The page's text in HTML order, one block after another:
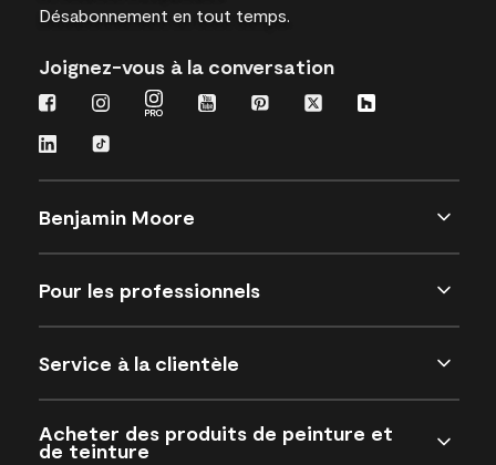
Désabonnement en tout temps.
Joignez-vous à la conversation
Benjamin Moore
Pour les professionnels
Service à la clientèle
Acheter des produits de peinture et
de teinture